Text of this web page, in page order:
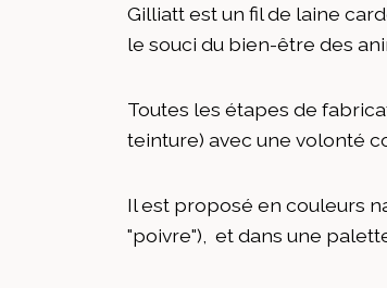
Gilliatt est un fil de laine
le souci du bien-être des
Toutes les étapes de
teinture) avec une volonté
Il est proposé en couleurs
"poivre"), et dans une